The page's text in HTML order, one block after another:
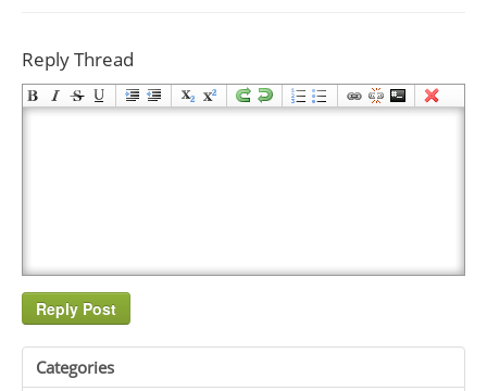
Reply Thread
Categories